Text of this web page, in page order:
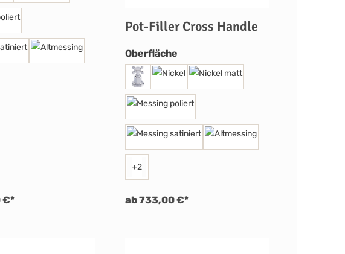
€*
Pot-Filler Cross Handle
Oberflächeauswählen
+2
ab 733,00 €*